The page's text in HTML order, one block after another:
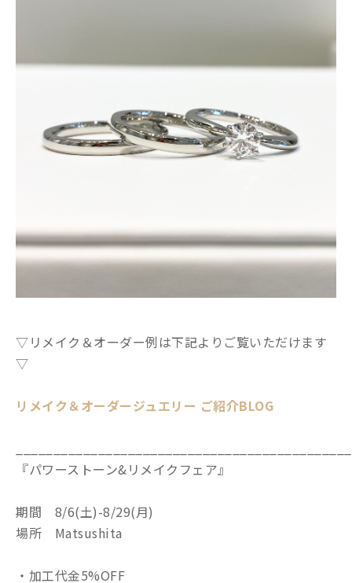
▽リメイク＆オーダー例は下記よりご覧いただけます
▽
リメイク＆オーダージュエリー ご紹介BLOG
『パワーストーン&リメイクフェア』
期間 8/6(土)-8/29(月)
場所 Matsushita
・加工代金5%OFF